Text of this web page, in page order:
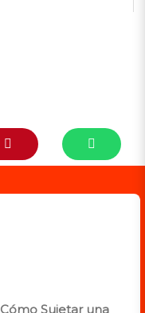
Cómo Sujetar una